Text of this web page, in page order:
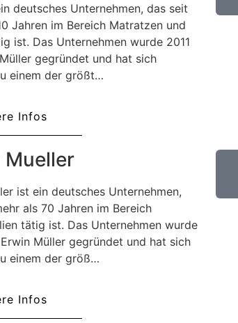
deutsches Unternehmen, das seit
Jahren im Bereich Matratzen und
ist. Das Unternehmen wurde 2011
gegründet und hat sich
einem der größt…
Infos
Mueller
ist ein deutsches Unternehmen,
als 70 Jahren im Bereich
tätig ist. Das Unternehmen wurde
Müller gegründet und hat sich
einem der größ…
Infos